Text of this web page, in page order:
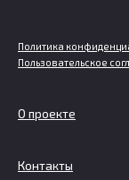
Политика
Пользовательское
О проекте
Контакты